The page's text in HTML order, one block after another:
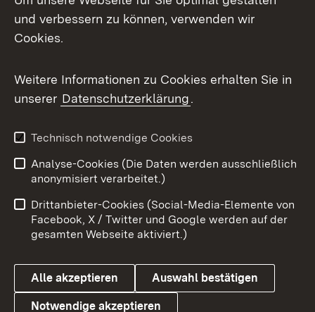
Mastodon
Messenger
Social Wall
X / Twitter
Youtube
Benutzungshinweise
Barrierefreiheit
Datenschutz
Cookies
und verbessern zu können, verwenden wir
Cookies.
Weitere Informationen zu Cookies erhalten Sie in
unserer Datenschutzerklärung.
Technisch notwendige Cookies
Analyse-Cookies (Die Daten werden ausschließlich
anonymisiert verarbeitet.)
Drittanbieter-Cookies (Social-Media-Elemente von
Facebook, X / Twitter und Google werden auf der
gesamten Webseite aktiviert.)
Alle akzeptieren Auswahl bestätigen
Notwendige akzeptieren